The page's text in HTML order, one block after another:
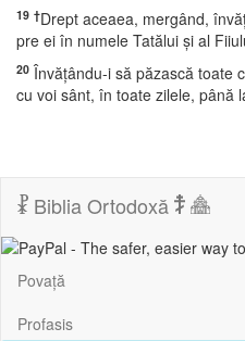
19 †Drept aceaea, mergând,
pre ei în numele Tatălui şi al
20 Învăţându-i să păzască toate
cu voi sânt, în toate zilele, până
Biblia Ortodoxă
Povață
Profasis